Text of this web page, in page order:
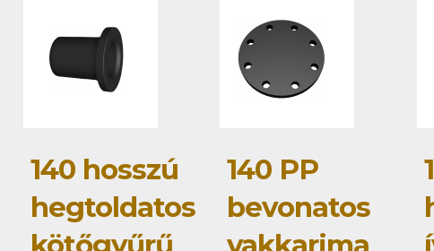
140 hosszú
hegtoldatos
140 PP
bevonatos